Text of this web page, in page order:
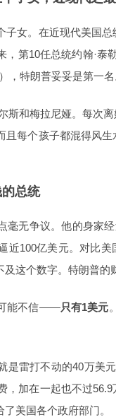
女。在近现代美国
第10任总统约翰·泰
，特朗普妥妥是第一
斯和梅拉尼娅。每次
且每个孩子都混得风
总统
无争议。他的身家
近100亿美元。对比
这个数字。特朗普的
可能不信——只有1美元
是雷打不动的40万美
，加在一起也不过
美国各个政府部门。